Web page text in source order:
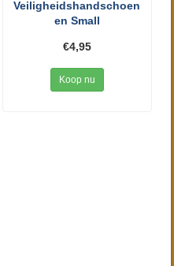
Veiligheidshandschoen
en Small
€4,95
Koop nu